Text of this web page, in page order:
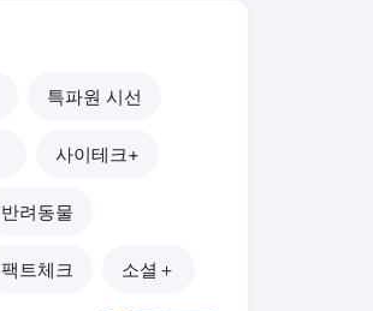
특파원 시선
사이테크+
반려동물
팩트체크 소셜＋